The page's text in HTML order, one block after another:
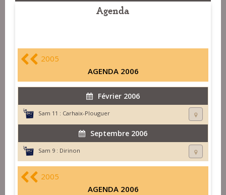
Agenda
2005
AGENDA 2006
Février 2006
Sam 11 : Carhaix-Plouguer
Septembre 2006
Sam 9 : Dirinon
2005
AGENDA 2006